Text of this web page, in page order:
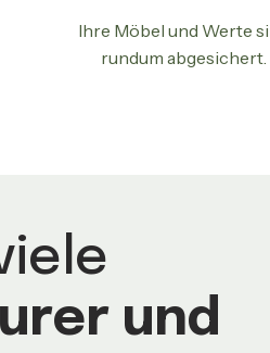
Ihre Möbel und Werte
rundum abgesichert.
und